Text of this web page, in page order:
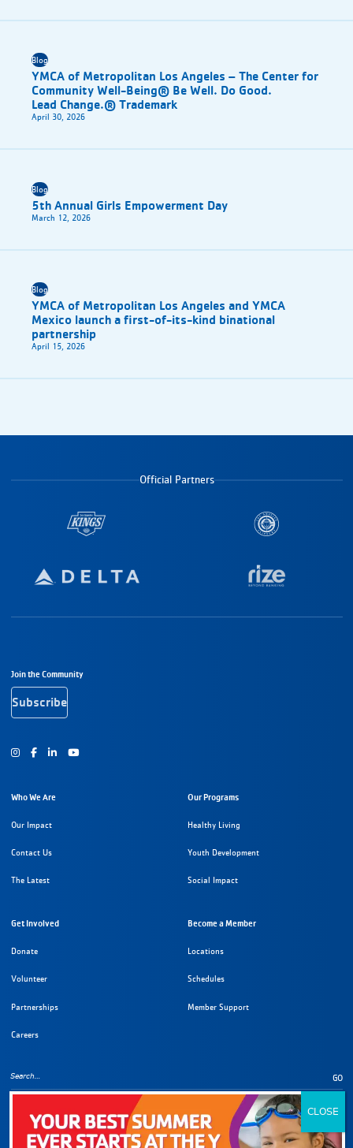
Blog
YMCA of Metropolitan Los Angeles – The Center for
Community Well-Being® Be Well. Do Good.
Lead Change.® Trademark
April 30, 2026
Blog
5th Annual Girls Empowerment Day
March 12, 2026
Blog
YMCA of Metropolitan Los Angeles and YMCA
Mexico launch a first-of-its-kind binational
partnership
April 15, 2026
Official Partners
Footer Navigation
Join the Community
Subscribe
Instagram
FacebookYoutube
Who We Are
Our Impact
Contact Us
The Latest
Our Programs
Healthy Living
Youth Development
Social Impact
Get Involved
Donate
Volunteer
Partnerships
Careers
Become a Member
Locations
Schedules
Member Support
GO